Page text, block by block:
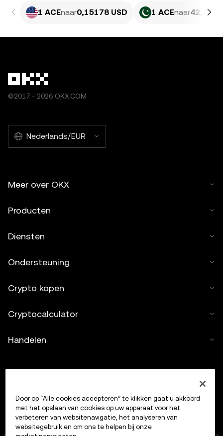
1 ACEnaar0,15178 USD 1 ACEnaar42,17
©2017 - 2026 OKX.COM
Nederlands/EUR
Meer over OKX
Producten
Diensten
Ondersteuning
Crypto kopen
Cryptocalculator
Handelen
Door op “Alle cookies accepteren” te klikken gaat u akkoord
met het opslaan van cookies op uw apparaat voor het
verbeteren van websitenavigatie, het analyseren van
websitegebruik en om ons te helpen bij onze